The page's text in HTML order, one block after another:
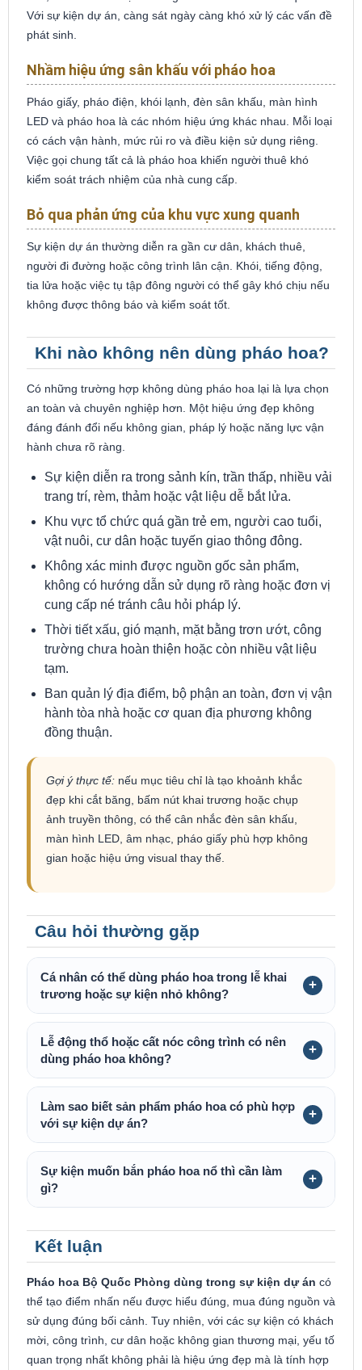
Với sự kiện dự án, càng sát ngày càng khó xử lý các vấn đề
phát sinh.
Nhầm hiệu ứng sân khấu với pháo hoa
Pháo giấy, pháo điện, khói lạnh, đèn sân khấu, màn hình
LED và pháo hoa là các nhóm hiệu ứng khác nhau. Mỗi loại
có cách vận hành, mức rủi ro và điều kiện sử dụng riêng.
Việc gọi chung tất cả là pháo hoa khiến người thuê khó
kiểm soát trách nhiệm của nhà cung cấp.
Bỏ qua phản ứng của khu vực xung quanh
Sự kiện dự án thường diễn ra gần cư dân, khách thuê,
người đi đường hoặc công trình lân cận. Khói, tiếng động,
tia lửa hoặc việc tụ tập đông người có thể gây khó chịu nếu
không được thông báo và kiểm soát tốt.
Khi nào không nên dùng pháo hoa?
Có những trường hợp không dùng pháo hoa lại là lựa chọn
an toàn và chuyên nghiệp hơn. Một hiệu ứng đẹp không
đáng đánh đổi nếu không gian, pháp lý hoặc năng lực vận
hành chưa rõ ràng.
Sự kiện diễn ra trong sảnh kín, trần thấp, nhiều vải
trang trí, rèm, thảm hoặc vật liệu dễ bắt lửa.
Khu vực tổ chức quá gần trẻ em, người cao tuổi,
vật nuôi, cư dân hoặc tuyến giao thông đông.
Không xác minh được nguồn gốc sản phẩm,
không có hướng dẫn sử dụng rõ ràng hoặc đơn vị
cung cấp né tránh câu hỏi pháp lý.
Thời tiết xấu, gió mạnh, mặt bằng trơn ướt, công
trường chưa hoàn thiện hoặc còn nhiều vật liệu
tạm.
Ban quản lý địa điểm, bộ phận an toàn, đơn vị vận
hành tòa nhà hoặc cơ quan địa phương không
đồng thuận.
Gợi ý thực tế: nếu mục tiêu chỉ là tạo khoảnh khắc
đẹp khi cắt băng, bấm nút khai trương hoặc chụp
ảnh truyền thông, có thể cân nhắc đèn sân khấu,
màn hình LED, âm nhạc, pháo giấy phù hợp không
gian hoặc hiệu ứng visual thay thế.
Câu hỏi thường gặp
Cá nhân có thể dùng pháo hoa trong lễ khai
trương hoặc sự kiện nhỏ không?
Lễ động thổ hoặc cất nóc công trình có nên
dùng pháo hoa không?
Làm sao biết sản phẩm pháo hoa có phù hợp
với sự kiện dự án?
Sự kiện muốn bắn pháo hoa nổ thì cần làm
gì?
Kết luận
Pháo hoa Bộ Quốc Phòng dùng trong sự kiện dự án có
thể tạo điểm nhấn nếu được hiểu đúng, mua đúng nguồn và
sử dụng đúng bối cảnh. Tuy nhiên, với các sự kiện có khách
mời, công trình, cư dân hoặc không gian thương mại, yếu tố
quan trọng nhất không phải là hiệu ứng đẹp mà là tính hợp